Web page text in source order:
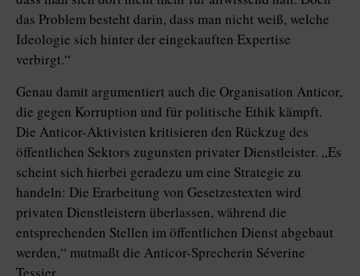
das Problem besteht darin, dass man nicht weiß, welche
Ideologie sich hinter der eingekauften Expertise
verbirgt.“
Genau damit argumentiert auch die Organisation Anticor,
die gegen Korruption und für politische Ethik kämpft.
Die Anticor-Aktivisten kritisieren den Rückzug des
öffentlichen Sektors zugunsten privater Dienstleister. „Es
scheint sich hierbei geradezu um eine Strategie zu
handeln: Die Erarbeitung von Gesetzestexten wird
privaten Dienstleistern überlassen, während die
entsprechenden Stellen im öffentlichen Dienst abgebaut
werden,“ mutmaßt die Anticor-Sprecherin Séverine